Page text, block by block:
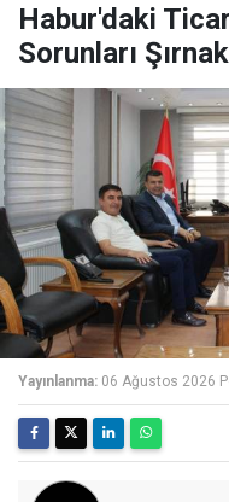
Habur'daki
Sorunları
Yayınlanma: 06 Ağustos 2026